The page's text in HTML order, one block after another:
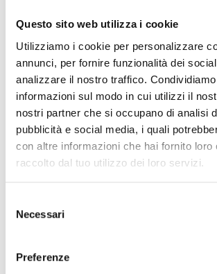
Questo sito web utilizza i cookie
Utilizziamo i cookie per personalizzare
annunci, per fornire funzionalità dei
analizzare il nostro traffico.
informazioni sul modo in cui utilizzi il
nostri partner che si occupano di analisi
pubblicità e social media, i quali
con altre informazioni che hai fornito loro
raccolto dal tuo utilizzo dei loro servizi.
delNecessari
Preferenze
IL MONDO DELLE FRAGOLE
Meiern 96
meg@vip.coop